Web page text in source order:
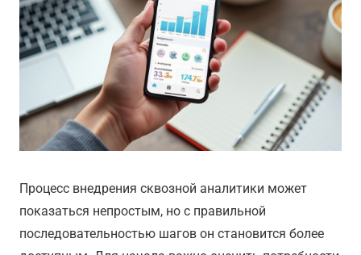
Процесс внедрения сквозной аналитики может
показаться непростым, но с правильной
последовательностью шагов он становится более